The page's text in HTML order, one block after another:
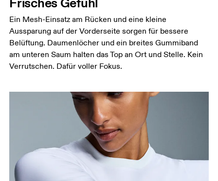
Ein Mesh-Einsatz am Rücken und eine kleine
Aussparung auf der Vorderseite sorgen für bessere
Belüftung. Daumenlöcher und ein breites Gummiband
am unteren Saum halten das Top an Ort und Stelle. Kein
Verrutschen. Dafür voller Fokus.